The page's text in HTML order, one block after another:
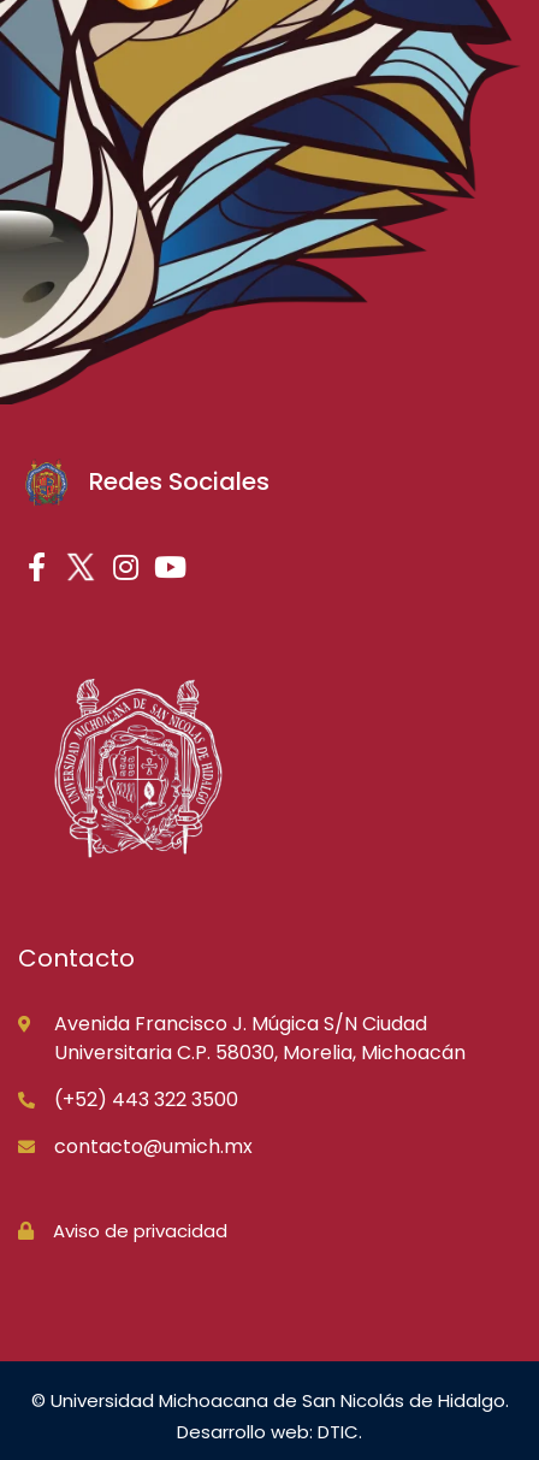
Redes Sociales
Contacto
Avenida Francisco J. Múgica S/N Ciudad
Universitaria C.P. 58030, Morelia, Michoacán
(+52) 443 322 3500
contacto@umich.mx
Aviso de privacidad
© Universidad Michoacana de San Nicolás de Hidalgo.
Desarrollo web: DTIC.